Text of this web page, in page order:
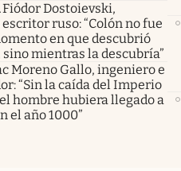
Fiódor Dostoievski,
ruso: “Colón no fue
en que descubrió
mientras la descubría”
Moreno Gallo, ingeniero e
“Sin la caída del Imperio
hombre hubiera llegado a
el año 1000”